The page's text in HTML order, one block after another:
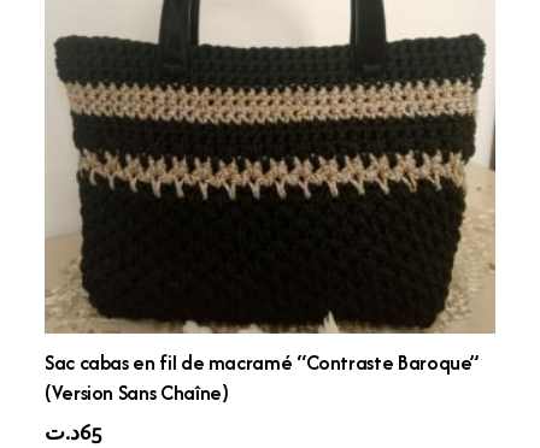
Sac cabas en fil de macramé “Contraste Baroque”
(Version Sans Chaîne)
65د.ت